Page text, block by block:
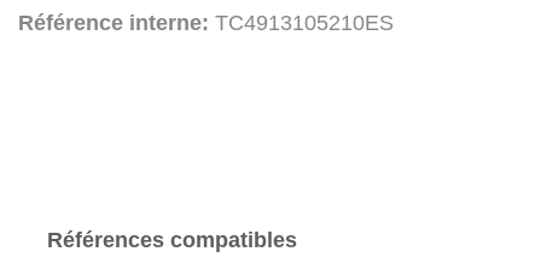
Référence interne:TC4913105210ES
Références compatibles